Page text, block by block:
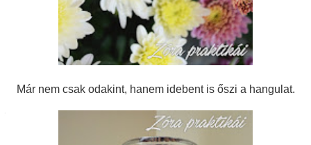
Már nem csak odakint, hanem idebent is őszi a hangulat.